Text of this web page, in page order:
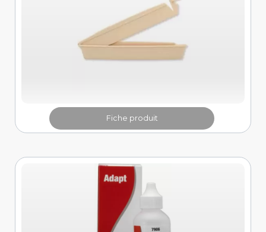
Fiche produit